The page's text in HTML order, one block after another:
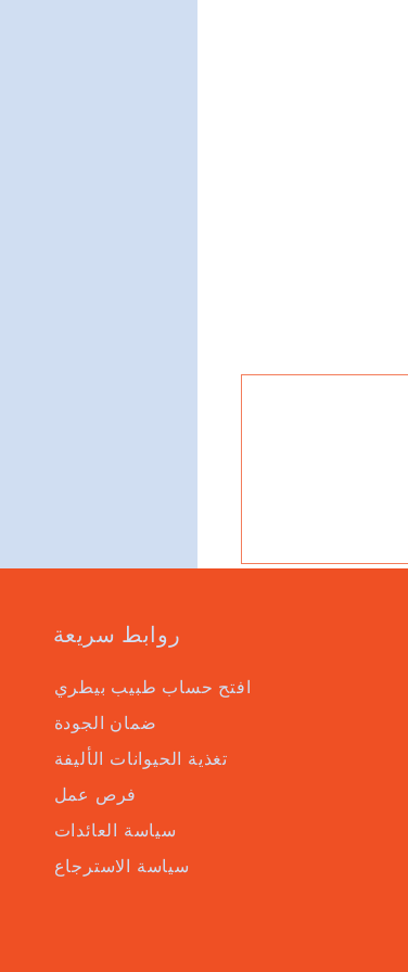
روابط سريعة
افتح حساب طبيب بيطري
ضمان الجودة
تغذية الحيوانات الأليفة
فرص عمل
سياسة العائدات
سياسة الاسترجاع